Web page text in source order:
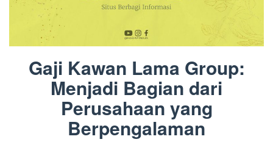
Gaji Kawan Lama Group:
Menjadi Bagian dari
Perusahaan yang
Berpengalaman